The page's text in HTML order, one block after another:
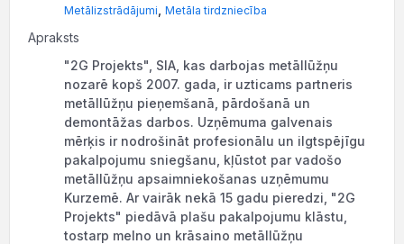
Metālizstrādājumi Metāla tirdzniecība
Apraksts
"2G Projekts", SIA, kas darbojas metāllūžņu
nozarē kopš 2007. gada, ir uzticams partneris
metāllūžņu pieņemšanā, pārdošanā un
demontāžas darbos. Uzņēmuma galvenais
mērķis ir nodrošināt profesionālu un ilgtspējīgu
pakalpojumu sniegšanu, kļūstot par vadošo
metāllūžņu apsaimniekošanas uzņēmumu
Kurzemē. Ar vairāk nekā 15 gadu pieredzi, "2G
Projekts" piedāvā plašu pakalpojumu klāstu,
tostarp melno un krāsaino metāllūžņu